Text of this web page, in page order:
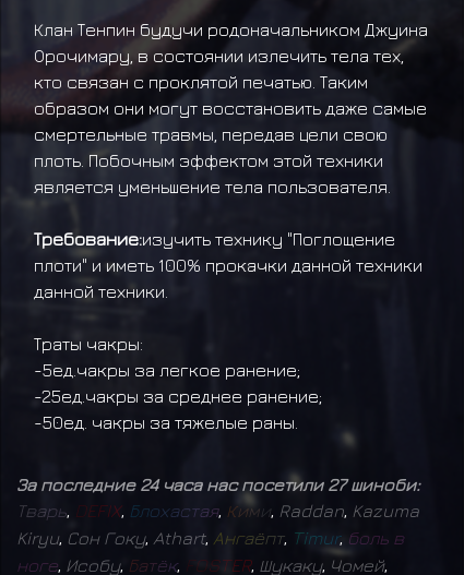
Клан Тенпин будучи родоначальником Джуина
Орочимару, в состоянии излечить тела тех,
кто связан с проклятой печатью. Таким
образом они могут восстановить даже самые
смертельные травмы, передав цели свою
плоть. Побочным эффектом этой техники
является уменьшение тела пользователя.
Требование:изучить технику "Поглощение
плоти" и иметь 100% прокачки данной техники
данной техники.
Траты чакры:
-5ед.чакры за легкое ранение;
-25ед.чакры за среднее ранение;
-50ед. чакры за тяжелые раны.
За последние 24 часа нас посетили 27 шиноби:
Тварь DEFIX, Блохастая, Кими Raddan Kazuma
Kiryu Сон Гоку, Athart, Ангаёпт, Timur, боль в
ноге Исобу, Батёк, OSTER, Шукаку, Чомей,